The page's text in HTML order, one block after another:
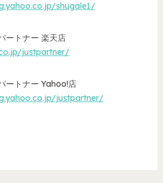
shugale1/
ートナー 楽天店
justpartner/
ートナー Yahoo!店
justpartner/